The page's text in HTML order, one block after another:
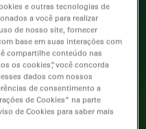
e outras tecnologias de
a você para realizar
de nosso site, fornecer
base em suas interações com
compartilhe conteúdo nas
os cookies”, você concorda
dados com nossos
de consentimento a
de Cookies” na parte
de Cookies para saber mais